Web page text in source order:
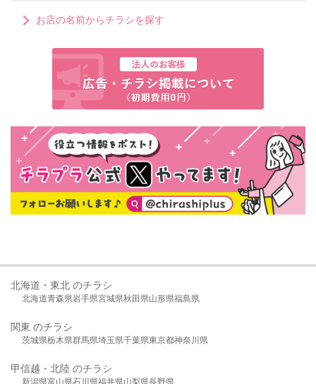
お店の名前からチラシを探す
北海道・東北 のチラシ
北海道青森県岩手県宮城県秋田県山形県福島県
関東 のチラシ
茨城県栃木県群馬県埼玉県千葉県東京都神奈川県
甲信越・北陸 のチラシ
新潟県富山県石川県福井県山梨県長野県